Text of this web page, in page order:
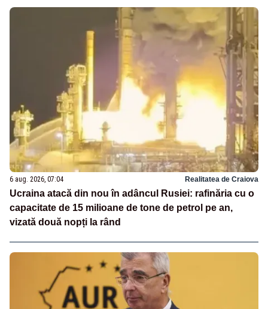
6 aug. 2026, 07:04 Realitatea de Craiova
Ucraina atacă din nou în adâncul Rusiei: rafinăria cu o
capacitate de 15 milioane de tone de petrol pe an,
vizată două nopți la rând